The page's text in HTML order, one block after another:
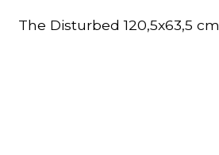
The Disturbed 120,5x63,5 cm